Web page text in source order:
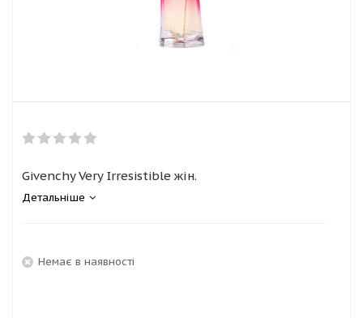
Givenchy Very Irresistible жін.
Детальніше
Немає в наявності